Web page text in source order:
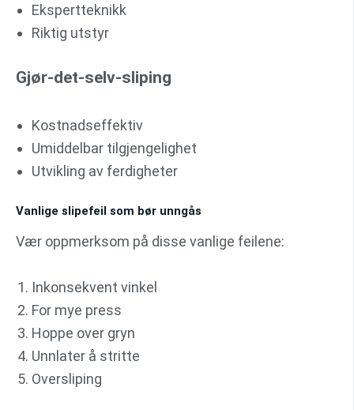
Ekspertteknikk
Riktig utstyr
Gjør-det-selv-sliping
Kostnadseffektiv
Umiddelbar tilgjengelighet
Utvikling av ferdigheter
Vanlige slipefeil som bør unngås
Vær oppmerksom på disse vanlige feilene:
Inkonsekvent vinkel
For mye press
Hoppe over gryn
Unnlater å stritte
Oversliping